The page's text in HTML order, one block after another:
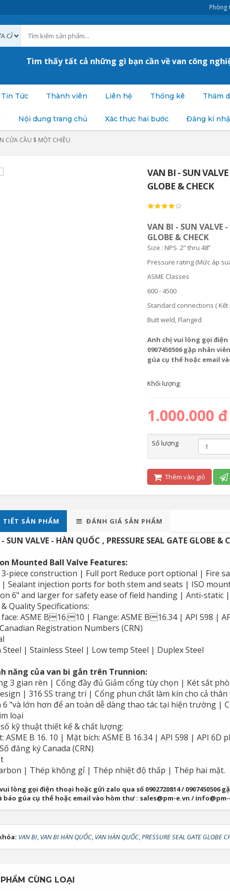
Phòng
Tìm thấy tất cả những gì bạn cần về van công
Tin Tức Thành viên Liên hệ Thống kê Thăm
Nội dung trang chủ Xác thực hai bước Đăng kí
CỬA CẦU $ MỘT CHIỀU
VAN BI - SUN VALVE
GLOBE & CHECK
VAN BI - SUN VALVE -
GLOBE & CHECK
Size : NPS 2” thru 48”
Pressure rating (Mức áp
ASME Classes
600 - 4500
Standard connections ( Kết
Butt weld, Flanged
Anh chị vui lòng gọi điện
0907450506 gặp nhân
gúa cụ thể hoặc email
Khối lượng:
1.000.000 đ
Số lượng
Thêm vào giỏ
TIẾT SẢN PHẨM ĐÁNH GIÁ SẢN PHẨM
SUN VALVE - HÀN QUỐC , PRESSURE SEAL GATE GLOBE &
Mounted Ball Valve Features:
3-piece construction | Full port Reduce port optional | Fire
| Sealant injection ports for both stem and seats | ISO
6" and larger for safety ease of field handing | Anti-static
Quality Specifications:
face: ASME B16.10 | Flange: ASME B16.34 | API 598 |
Registration Numbers (CRN)
Steel | Stainless Steel | Low temp Steel | Duplex Steel
năng của van bi gắn trên Trunnion:
3 gian rèn | Cổng đầy đủ Giảm cổng tùy chọn | Két sắt
| 316 SS trang trí | Cổng phun chất làm kín cho cả
6 "và lớn hơn để an toàn dễ dàng thao tác tại hiện trường |
loại
kỹ thuật thiết kế & chất lượng:
ASME B 16. 10 | Mặt bích: ASME B 16.34 | API 598 | API 6D
đăng ký Canada (CRN)
| Thép không gỉ | Thép nhiệt độ thấp | Thép hai mặt.
lòng gọi điện thoại hoặc gửi zalo qua số 0902720814 / 0907450506
báo gúa cụ thể hoặc email vào hòm thư : sales@pm-e.vn /
VAN BI, VAN BI HÀN QUỐC, VAN HÀN QUỐC,PRESSURE SEAL GATE GLOBE
CÙNG LOẠI